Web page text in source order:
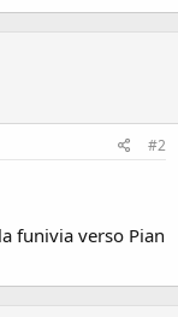
#2
funivia verso Pian